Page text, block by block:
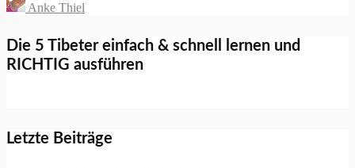
Anke Thiel
Die 5 Tibeter einfach & schnell lernen und
RICHTIG ausführen
Letzte Beiträge